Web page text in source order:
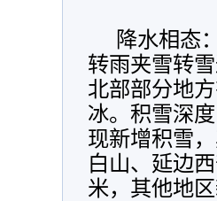
降水相态
转雨夹雪转
北部部分地
冰。积雪深
现新增积雪
白山、延边
米，其他地